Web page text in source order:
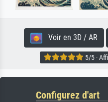
Voir en 3D / AR
5/5 ·
Configurez d'art